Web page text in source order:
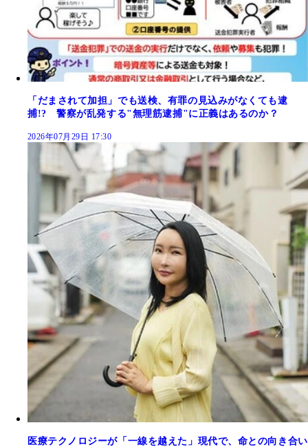
「だまされて加担」でも送検、有罪の見込みがなくても逮
捕!? 警察が乱発する"無理筋逮捕"に正義はあるのか？
2026年07月29日 17:30
医療テクノロジーが「一線を越えた」現代で、命との向き合い